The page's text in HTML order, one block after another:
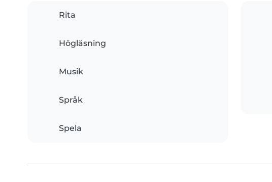
Rita
Högläsning
Musik
Språk
Spela